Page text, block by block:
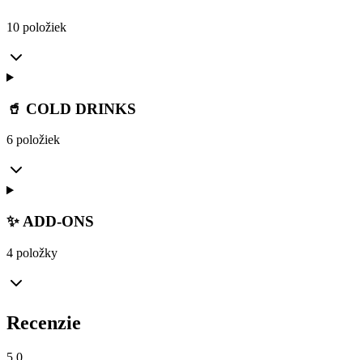
10 položiek
🥤 COLD DRINKS
6 položiek
✨ ADD-ONS
4 položky
Recenzie
5.0